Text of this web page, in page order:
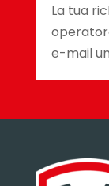
La tua
e-mail